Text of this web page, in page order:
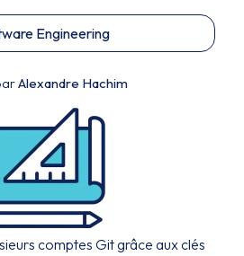
Engineering
Alexandre Hachim
comptes Git grâce aux clés